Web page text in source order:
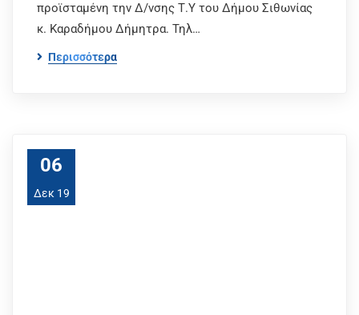
προϊσταμένη την Δ/νσης Τ.Υ του Δήμου Σιθωνίας
κ. Καραδήμου Δήμητρα. Τηλ…
Περισσότερα
06
Δεκ 19